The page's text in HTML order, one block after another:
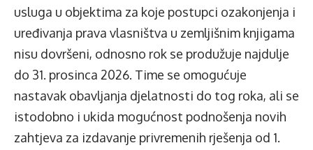
usluga u objektima za koje postupci ozakonjenja i
uređivanja prava vlasništva u zemljišnim knjigama
nisu dovršeni, odnosno rok se produžuje najdulje
do 31. prosinca 2026. Time se omogućuje
nastavak obavljanja djelatnosti do tog roka, ali se
istodobno i ukida mogućnost podnošenja novih
zahtjeva za izdavanje privremenih rješenja od 1.